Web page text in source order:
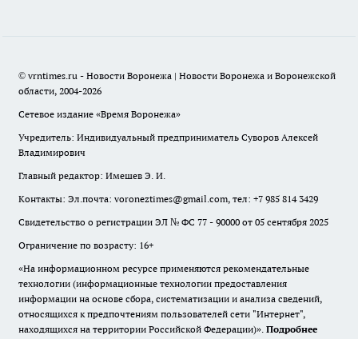
© vrntimes.ru - Новости Воронежа | Новости Воронежа и Воронежской
области, 2004-2026
Сетевое издание «Время Воронежа»
Учредитель: Индивидуальный предприниматель Суворов Алексей
Владимирович
Главный редактор: Имешев Э. И.
Контакты: Эл.почта: voroneztimes@gmail.com, тел: +7 985 814 3429
Свидетельство о регистрации ЭЛ № ФС 77 - 90000 от 05 сентября 2025
Ограничение по возрасту: 16+
«На информационном ресурсе применяются рекомендательные
технологии (информационные технологии предоставления
информации на основе сбора, систематизации и анализа сведений,
относящихся к предпочтениям пользователей сети "Интернет",
находящихся на территории Российской Федерации)». Подробнее